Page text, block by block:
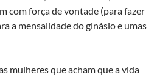
com força de vontade (para fazer
a mensalidade do ginásio e umas
mulheres que acham que a vida